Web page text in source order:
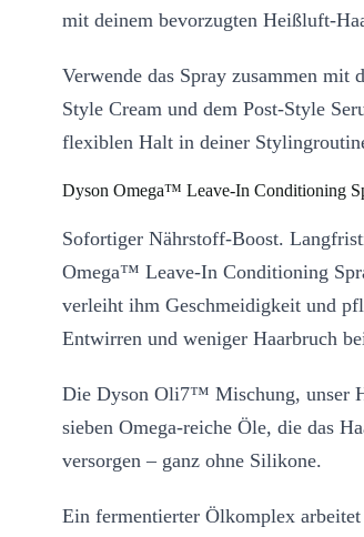
mit deinem bevorzugten Heißluft-
Verwende das Spray zusammen
Style Cream und dem Post-Style
flexiblen Halt in deiner
Dyson Omega™ Leave-In Conditioning
Sofortiger Nährstoff-Boost.
Omega™ Leave-In Conditioning
verleiht ihm Geschmeidigkeit und
Entwirren und weniger Haarbruch
Die Dyson Oli7™ Mischung, unser
sieben Omega-reiche Öle, die das
versorgen – ganz ohne Silikone.
Ein fermentierter Ölkomplex